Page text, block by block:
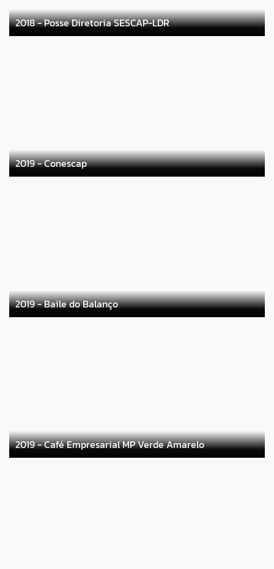
2018 - Posse Diretoria SESCAP-LDR
2019 - Conescap
2019 - Baile do Balanço
2019 - Café Empresarial MP Verde Amarelo